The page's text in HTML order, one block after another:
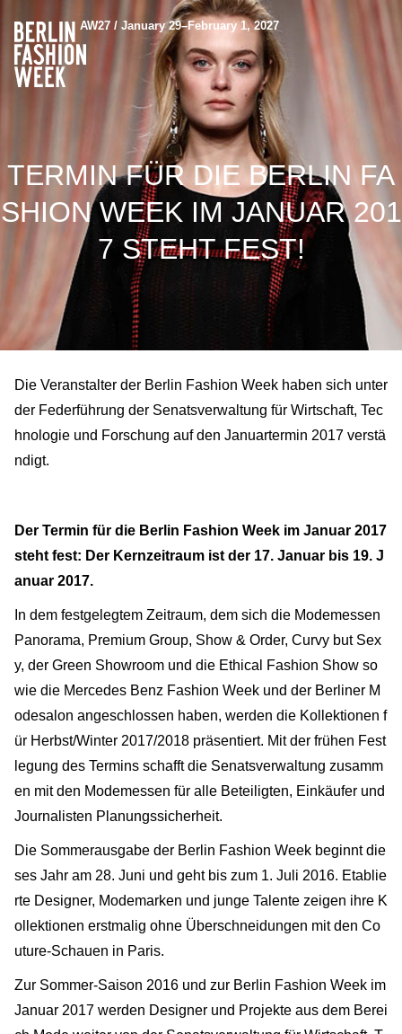
AW27 / January 29–February 1, 2027
TERMIN FÜR DIE BERLIN FA
SHION WEEK IM JANUAR 201
7 STEHT FEST!
Die Veranstalter der Berlin Fashion Week haben sich unter
der Federführung der Senatsverwaltung für Wirtschaft, Tec
hnologie und Forschung auf den Januartermin 2017 verstä
ndigt.
Der Termin für die Berlin Fashion Week im Januar 2017
steht fest: Der Kernzeitraum ist der 17. Januar bis 19. J
anuar 2017.
In dem festgelegtem Zeitraum, dem sich die Modemessen
Panorama, Premium Group, Show & Order, Curvy but Sex
y, der Green Showroom und die Ethical Fashion Show so
wie die Mercedes Benz Fashion Week und der Berliner M
odesalon angeschlossen haben, werden die Kollektionen f
ür Herbst/Winter 2017/2018 präsentiert. Mit der frühen Fest
legung des Termins schafft die Senatsverwaltung zusamm
en mit den Modemessen für alle Beteiligten, Einkäufer und
Journalisten Planungssicherheit.
Die Sommerausgabe der Berlin Fashion Week beginnt die
ses Jahr am 28. Juni und geht bis zum 1. Juli 2016. Etablie
rte Designer, Modemarken und junge Talente zeigen ihre K
ollektionen erstmalig ohne Überschneidungen mit den Co
uture-Schauen in Paris.
Zur Sommer-Saison 2016 und zur Berlin Fashion Week im
Januar 2017 werden Designer und Projekte aus dem Berei